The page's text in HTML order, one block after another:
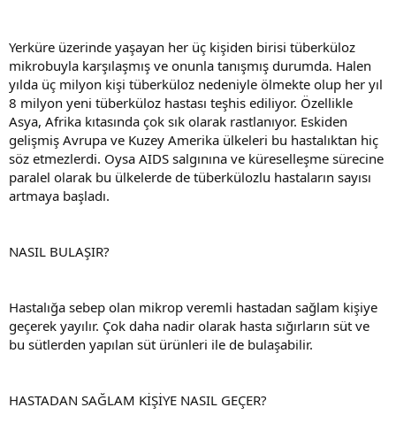
Yerküre üzerinde yaşayan her üç kişiden birisi tüberküloz
mikrobuyla karşılaşmış ve onunla tanışmış durumda. Halen
yılda üç milyon kişi tüberküloz nedeniyle ölmekte olup her yıl
8 milyon yeni tüberküloz hastası teşhis ediliyor. Özellikle
Asya, Afrika kıtasında çok sık olarak rastlanıyor. Eskiden
gelişmiş Avrupa ve Kuzey Amerika ülkeleri bu hastalıktan hiç
söz etmezlerdi. Oysa AIDS salgınına ve küreselleşme sürecine
paralel olarak bu ülkelerde de tüberkülozlu hastaların sayısı
artmaya başladı.
NASIL BULAŞIR?
Hastalığa sebep olan mikrop veremli hastadan sağlam kişiye
geçerek yayılır. Çok daha nadir olarak hasta sığırların süt ve
bu sütlerden yapılan süt ürünleri ile de bulaşabilir.
HASTADAN SAĞLAM KİŞİYE NASIL GEÇER?